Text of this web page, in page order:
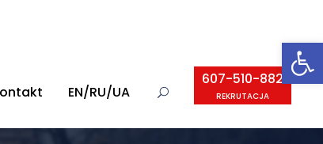
EN/RU/UA
607-510-882
REKRUTACJA